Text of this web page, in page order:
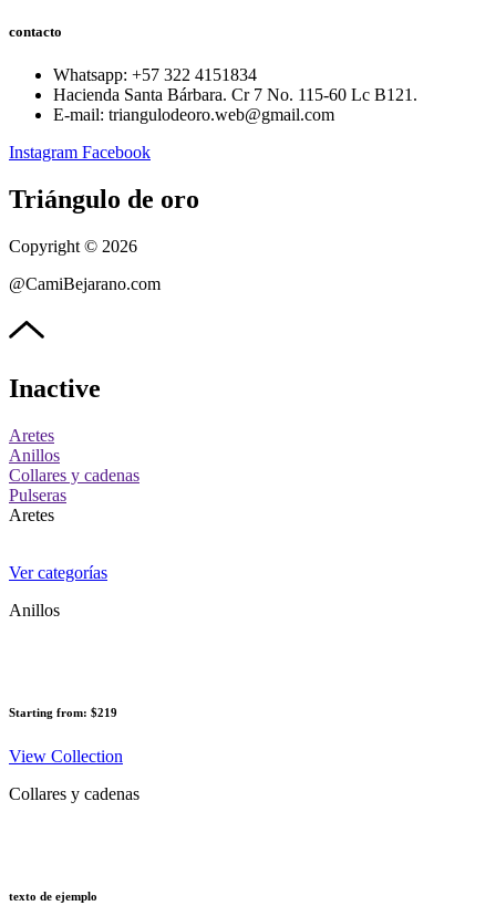
contacto
Whatsapp: ‪+57 322 4151834‬
Hacienda Santa Bárbara. Cr 7 No. 115-60 Lc B121.
E-mail: triangulodeoro.web@gmail.com
Instagram Facebook
Triángulo de oro
Copyright © 2026
@CamiBejarano.com
Inactive
Aretes
Anillos
Collares y cadenas
Pulseras
Aretes
Ver categorías
Anillos
Starting from: $219
View Collection
Collares y cadenas
texto de ejemplo